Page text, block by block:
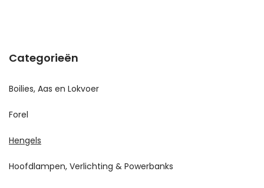
Categorieën
Boilies, Aas en Lokvoer
Forel
Hengels
Hoofdlampen, Verlichting & Powerbanks